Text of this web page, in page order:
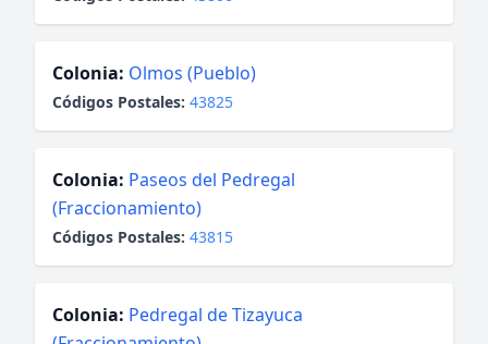
Colonia: Olmos (Pueblo)
Códigos Postales: 43825
Colonia: Paseos del Pedregal
(Fraccionamiento)
Códigos Postales: 43815
Colonia: Pedregal de Tizayuca